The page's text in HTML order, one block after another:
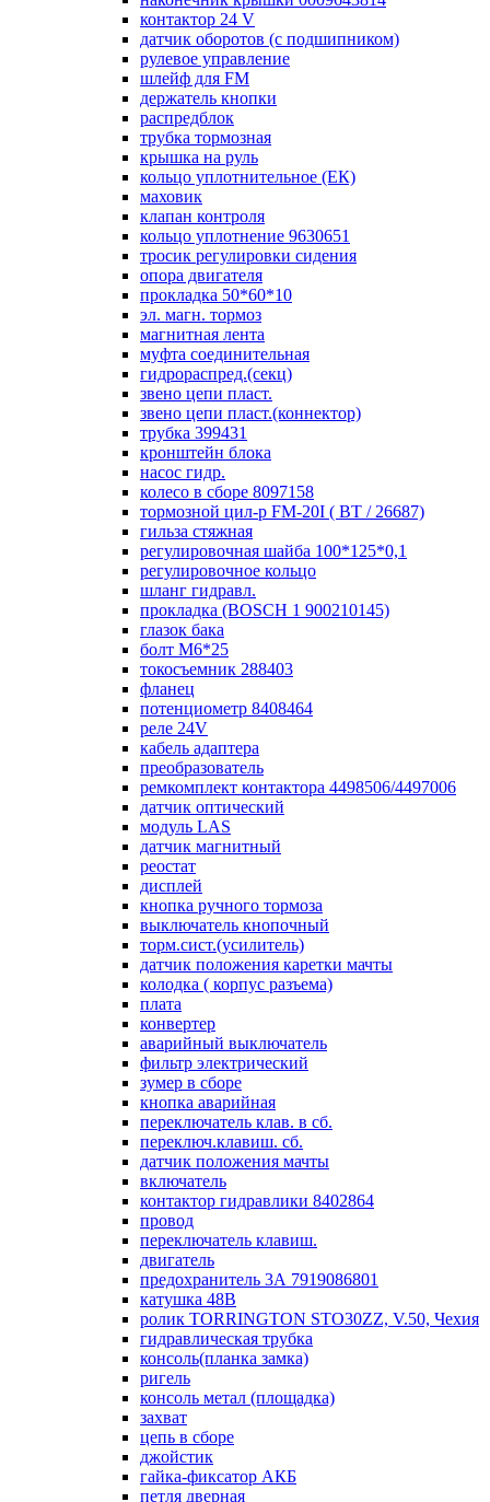
контактор 24 V
датчик оборотов (с подшипником)
рулевое управление
шлейф для FM
держатель кнопки
распредблок
трубка тормозная
крышка на руль
кольцо уплотнительное (ЕК)
маховик
клапан контроля
кольцо уплотнение 9630651
тросик регулировки сидения
опора двигателя
прокладка 50*60*10
эл. магн. тормоз
магнитная лента
муфта соединительная
гидрораспред.(секц)
звено цепи пласт.
звено цепи пласт.(коннектор)
трубка 399431
кронштейн блока
насос гидр.
колесо в сборе 8097158
тормозной цил-р FM-20I ( ВТ / 26687)
гильза стяжная
регулировочная шайба 100*125*0,1
регулировочное кольцо
шланг гидравл.
прокладка (BOSCH 1 900210145)
глазок бака
болт М6*25
токосъемник 288403
фланец
потенциометр 8408464
реле 24V
кабель адаптера
преобразователь
ремкомплект контактора 4498506/4497006
датчик оптический
модуль LAS
датчик магнитный
реостат
дисплей
кнопка ручного тормоза
выключатель кнопочный
торм.сист.(усилитель)
датчик положения каретки мачты
колодка ( корпус разъема)
плата
конвертер
аварийный выключатель
фильтр электрический
зумер в сборе
кнопка аварийная
переключатель клав. в сб.
переключ.клавиш. сб.
датчик положения мачты
включатель
контактор гидравлики 8402864
провод
переключатель клавиш.
двигатель
предохранитель 3А 7919086801
катушка 48В
ролик TORRINGTON STO30ZZ, V.50, Чехия
гидравлическая трубка
консоль(планка замка)
ригель
консоль метал (площадка)
захват
цепь в сборе
джойстик
гайка-фиксатор АКБ
петля дверная